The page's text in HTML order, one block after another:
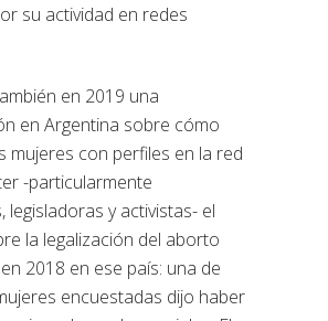
su actividad en redes
en 2019 una
en Argentina sobre cómo
mujeres con perfiles en la red
-particularmente
legisladoras y activistas- el
la legalización del aborto
2018 en ese país: una de
encuestadas dijo haber